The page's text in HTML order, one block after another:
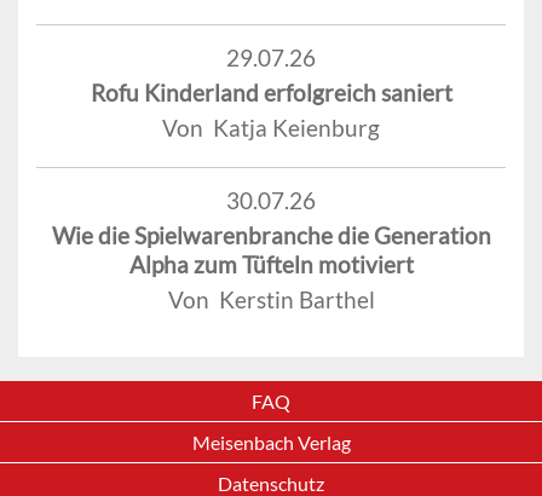
29.07.26
Rofu Kinderland erfolgreich saniert
Von Katja Keienburg
30.07.26
Wie die Spielwarenbranche die Generation
Alpha zum Tüfteln motiviert
Von Kerstin Barthel
FAQ
Meisenbach Verlag
Datenschutz